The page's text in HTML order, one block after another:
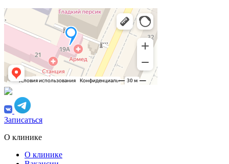
Записаться
О клинике
О клинике